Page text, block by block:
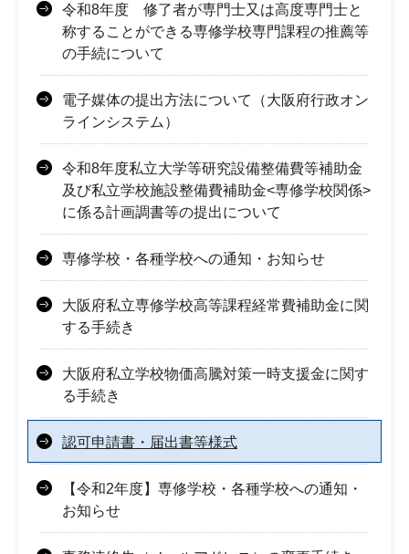
令和8年度 修了者が専門士又は高度専門士と
称することができる専修学校専門課程の推薦等
の手続について
電子媒体の提出方法について（大阪府行政オン
ラインシステム）
令和8年度私立大学等研究設備整備費等補助金
及び私立学校施設整備費補助金<専修学校関係>
に係る計画調書等の提出について
専修学校・各種学校への通知・お知らせ
大阪府私立専修学校高等課程経常費補助金に関
する手続き
大阪府私立学校物価高騰対策一時支援金に関す
る手続き
認可申請書・届出書等様式
【令和2年度】専修学校・各種学校への通知・
お知らせ